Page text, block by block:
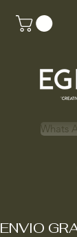
ENVIO
Whats